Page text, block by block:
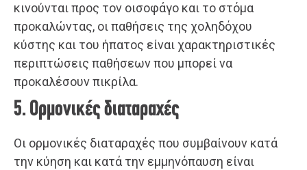
κινούνται προς τον οισοφάγο και το στόμα
προκαλώντας, οι παθήσεις της χοληδόχου
κύστης και του ήπατος είναι χαρακτηριστικές
περιπτώσεις παθήσεων που μπορεί να
προκαλέσουν πικρίλα.
5. Ορμονικές διαταραχές
Οι ορμονικές διαταραχές που συμβαίνουν κατά
την κύηση και κατά την εμμηνόπαυση είναι